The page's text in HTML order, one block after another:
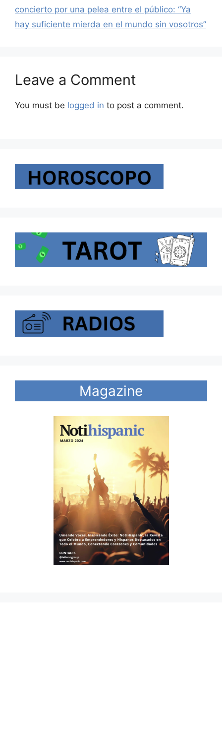
concierto por una pelea entre el público: “Ya
hay suficiente mierda en el mundo sin vosotros”
Leave a Comment
You must be logged in to post a comment.
Magazine